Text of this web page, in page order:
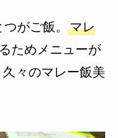
がご飯。 マレ
ためメニューが
々のマレー飯美